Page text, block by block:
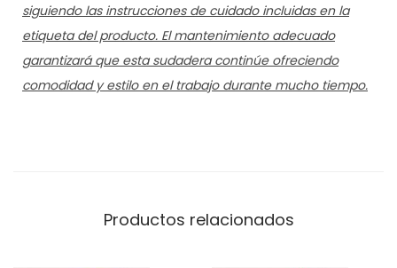
siguiendo las instrucciones de cuidado incluidas en la
etiqueta del producto. El mantenimiento adecuado
garantizará que esta sudadera continúe ofreciendo
comodidad y estilo en el trabajo durante mucho tiempo.
Productos relacionados